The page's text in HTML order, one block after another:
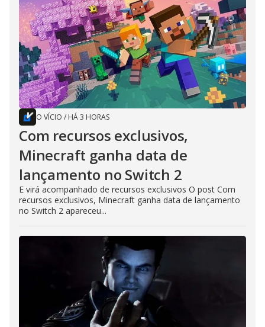
O VÍCIO / HÁ 3 HORAS
Com recursos exclusivos,
Minecraft ganha data de
lançamento no Switch 2
E virá acompanhado de recursos exclusivos O post Com
recursos exclusivos, Minecraft ganha data de lançamento
no Switch 2 apareceu...